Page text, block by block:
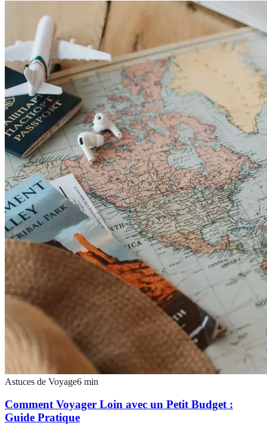
Astuces de Voyage6 min
Comment Voyager Loin avec un Petit Budget :
Guide Pratique